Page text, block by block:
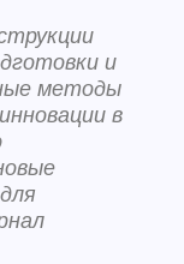
и
методы
в